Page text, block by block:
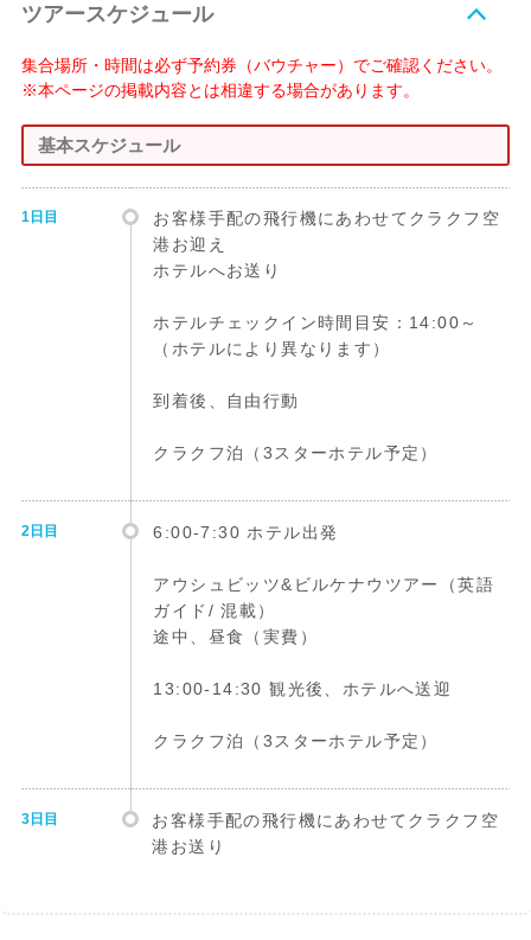
ツアースケジュール
集合場所・時間は必ず予約券（バウチャー）でご確認ください。
※本ページの掲載内容とは相違する場合があります。
基本スケジュール
1日目
お客様手配の飛行機にあわせてクラクフ空
港お迎え
ホテルへお送り
ホテルチェックイン時間目安：14:00～
（ホテルにより異なります）
到着後、自由行動
クラクフ泊（3スターホテル予定）
2日目 6:00-7:30 ホテル出発
アウシュビッツ&ビルケナウツアー（英語
ガイド/ 混載）
途中、昼食（実費）
13:00-14:30 観光後、ホテルへ送迎
クラクフ泊（3スターホテル予定）
3日目
お客様手配の飛行機にあわせてクラクフ空
港お送り